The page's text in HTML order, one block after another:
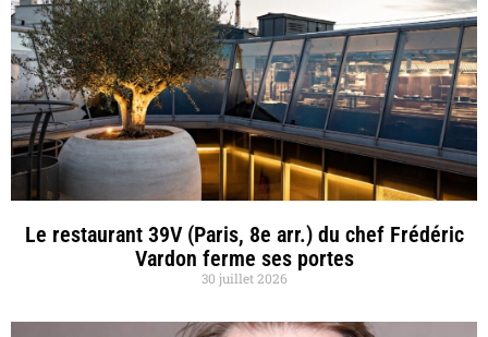
Le restaurant 39V (Paris, 8e arr.) du chef Frédéric
Vardon ferme ses portes
30 juillet 2026